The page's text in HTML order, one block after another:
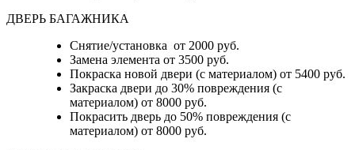
ДВЕРЬ БАГАЖНИКА
Снятие/установка от 2000 руб.
Замена элемента от 3500 руб.
Покраска новой двери (с материалом) от 5400 руб.
Закраска двери до 30% повреждения (с
материалом) от 8000 руб.
Покрасить дверь до 50% повреждения (с
материалом) от 8000 руб.